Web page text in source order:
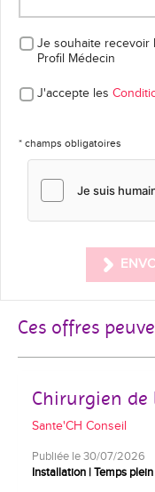
Je souhaite recevoir
Profil Médecin
J'accepte les
* champs obligatoires
Ces offres
Chirurgien
Sante'CH Conseil
Publiée le 30/07/2026
Installation Temps plein